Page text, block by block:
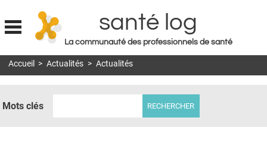
Jump to navigation
santé log
La communauté des professionnels de santé
MON COMPTE
Accueil > Actualités > Actualités
Mots clés